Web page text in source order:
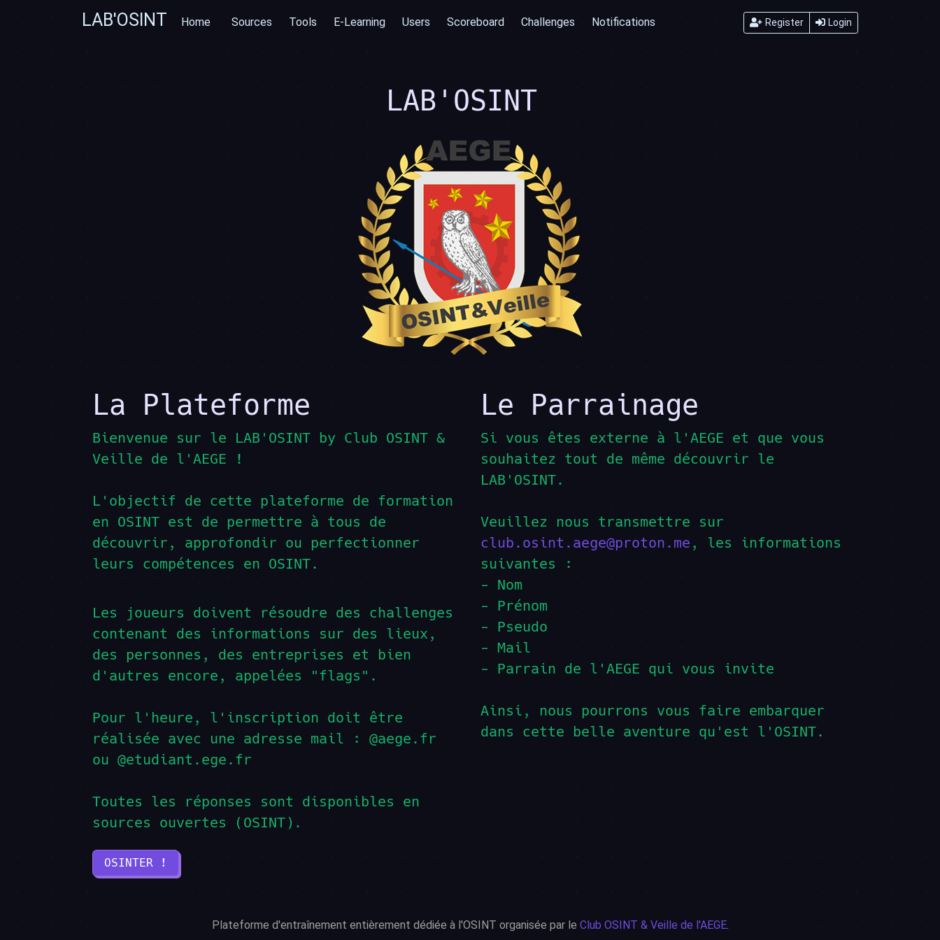
LAB'OSINT Home Sources Tools E-Learning Users Scoreboard Challenges Notifications Register Login
LAB'OSINT
La Plateforme
Bienvenue sur le LAB'OSINT by Club OSINT &
Veille de l'AEGE !
L'objectif de cette plateforme de formation
en OSINT est de permettre à tous de
découvrir, approfondir ou perfectionner
leurs compétences en OSINT.
Les joueurs doivent résoudre des challenges
contenant des informations sur des lieux,
des personnes, des entreprises et bien
d'autres encore, appelées "flags".
Pour l'heure, l'inscription doit être
réalisée avec une adresse mail : @aege.fr
ou @etudiant.ege.fr
Toutes les réponses sont disponibles en
sources ouvertes (OSINT).
OSINTER !
Le Parrainage
Si vous êtes externe à l'AEGE et que vous
souhaitez tout de même découvrir le
LAB'OSINT.
Veuillez nous transmettre sur
club.osint.aege@proton.me , les informations
suivantes :
- Nom
- Prénom
- Pseudo
- Mail
- Parrain de l'AEGE qui vous invite
Ainsi, nous pourrons vous faire embarquer
dans cette belle aventure qu'est l'OSINT.
Plateforme d'entraînement entièrement dédiée à l'OSINT organisée par le Club OSINT & Veille de l'AEGE.